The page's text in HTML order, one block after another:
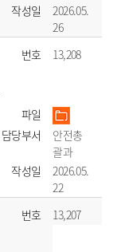
작성일
2026.05.
26
번호
13,208
파일
담당부서
안전총
괄과
작성일
2026.05.
22
번호
13,207